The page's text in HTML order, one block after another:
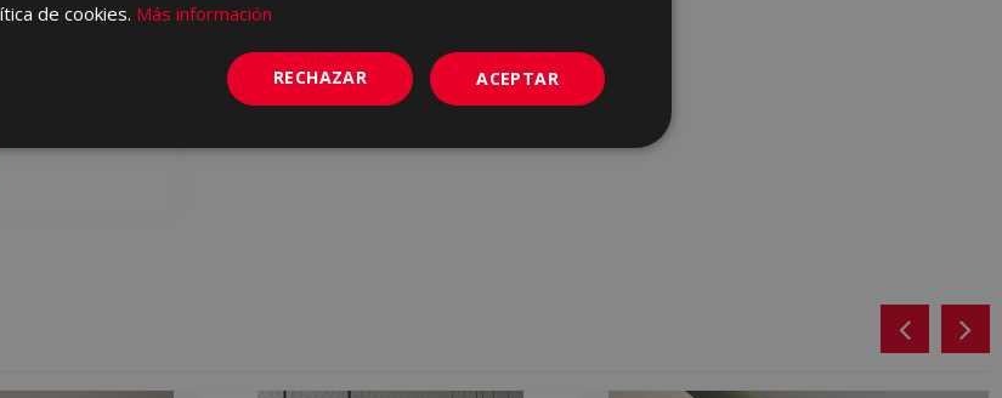
PORTUGUESE
de cookies. Más información
ACEPTAR
RECHAZAR